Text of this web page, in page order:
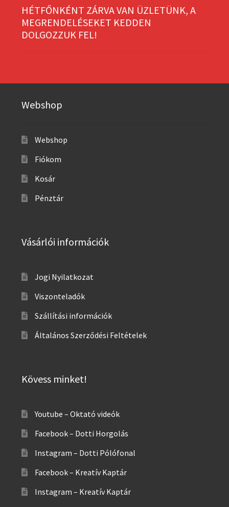
HÉTFŐNKÉNT ZÁRVA VAN ÜZLETÜNK, A
MEGRENDELÉSEKET KEDDEN
DOLGOZZUK FEL!
Webshop
Webshop
Fiókom
Kosár
Pénztár
Vásárlói információk
Jogi Nyilatkozat
Viszonteladók
Szállítási információk
Általános Szerződési Feltételek
Kövess minket!
Youtube – Oktató videók
Facebook – Dotti Horgolás
Instagram – Dotti Pólófonal
Facebook – Kreatív Kaptár
Instagram – Kreatív Kaptár